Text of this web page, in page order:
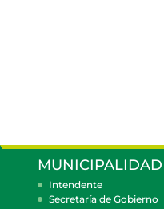
MUNICIPALIDAD
Intendente
Secretaría de Gobierno